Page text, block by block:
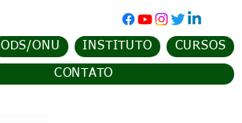
ODS/ONU INSTITUTO CURSOS
CONTATO